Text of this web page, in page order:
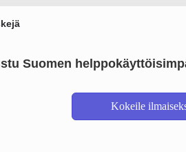
Suomen
Kokeile